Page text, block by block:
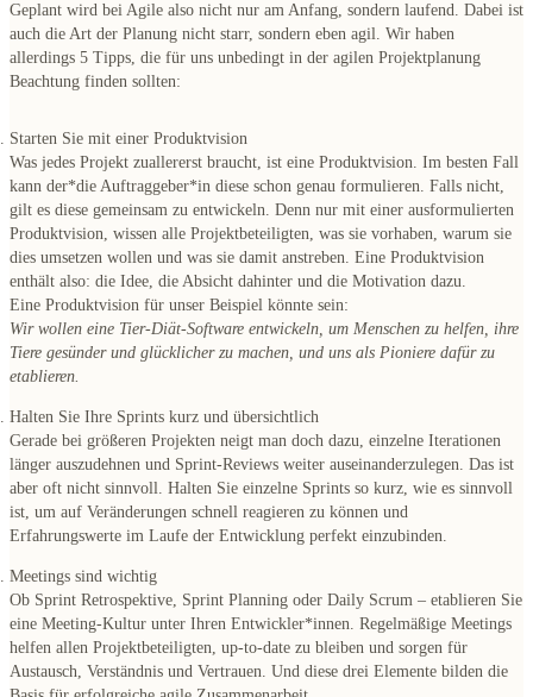
Geplant wird bei Agile also nicht nur am Anfang, sondern laufend. Dabei ist
auch die Art der Planung nicht starr, sondern eben agil. Wir haben
allerdings 5 Tipps, die für uns unbedingt in der agilen Projektplanung
Beachtung finden sollten:
Starten Sie mit einer Produktvision
Was jedes Projekt zuallererst braucht, ist eine Produktvision. Im besten Fall
kann der*die Auftraggeber*in diese schon genau formulieren. Falls nicht,
gilt es diese gemeinsam zu entwickeln. Denn nur mit einer ausformulierten
Produktvision, wissen alle Projektbeteiligten, was sie vorhaben, warum sie
dies umsetzen wollen und was sie damit anstreben. Eine Produktvision
enthält also: die Idee, die Absicht dahinter und die Motivation dazu.
Eine Produktvision für unser Beispiel könnte sein:
Wir wollen eine Tier-Diät-Software entwickeln, um Menschen zu helfen, ihre
Tiere gesünder und glücklicher zu machen, und uns als Pioniere dafür zu
etablieren.
Halten Sie Ihre Sprints kurz und übersichtlich
Gerade bei größeren Projekten neigt man doch dazu, einzelne Iterationen
länger auszudehnen und Sprint-Reviews weiter auseinanderzulegen. Das ist
aber oft nicht sinnvoll. Halten Sie einzelne Sprints so kurz, wie es sinnvoll
ist, um auf Veränderungen schnell reagieren zu können und
Erfahrungswerte im Laufe der Entwicklung perfekt einzubinden.
Meetings sind wichtig
Ob Sprint Retrospektive, Sprint Planning oder Daily Scrum – etablieren Sie
eine Meeting-Kultur unter Ihren Entwickler*innen. Regelmäßige Meetings
helfen allen Projektbeteiligten, up-to-date zu bleiben und sorgen für
Austausch, Verständnis und Vertrauen. Und diese drei Elemente bilden die